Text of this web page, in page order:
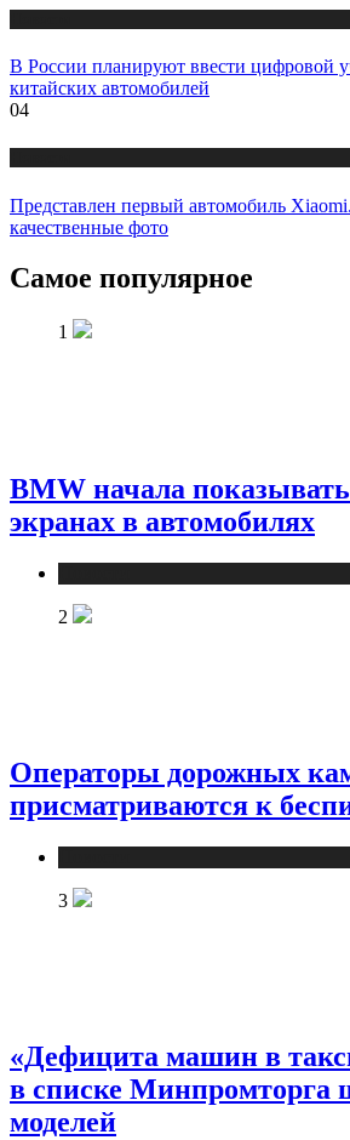
В России планируют ввести цифровой
китайских автомобилей
04
Представлен первый автомобиль
качественные фото
Самое популярное
1
BMW начала
экранах в автомобилях
2
Операторы дорожных
присматриваются к
3
«Дефицита машин в
в списке Минпромторга
моделей